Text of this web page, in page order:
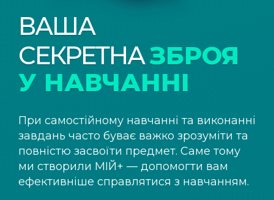
ВАША
СЕКРЕТНАЗБРОЯ
У НАВЧАННІ
При самостійному навчанні та виконанні
завдань часто буває важко зрозуміти та
повністю засвоїти предмет. Саме тому
ми створили МІЙ+ — допомогти вам
ефективніше справлятися з навчанням.